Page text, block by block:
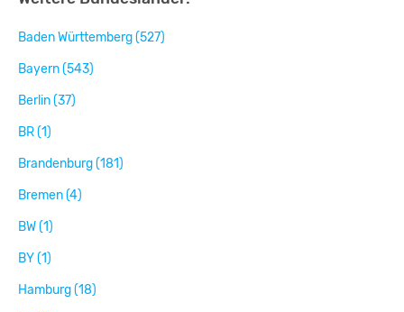
Baden Württemberg (527)
Bayern (543)
Berlin (37)
BR (1)
Brandenburg (181)
Bremen (4)
BW (1)
BY (1)
Hamburg (18)